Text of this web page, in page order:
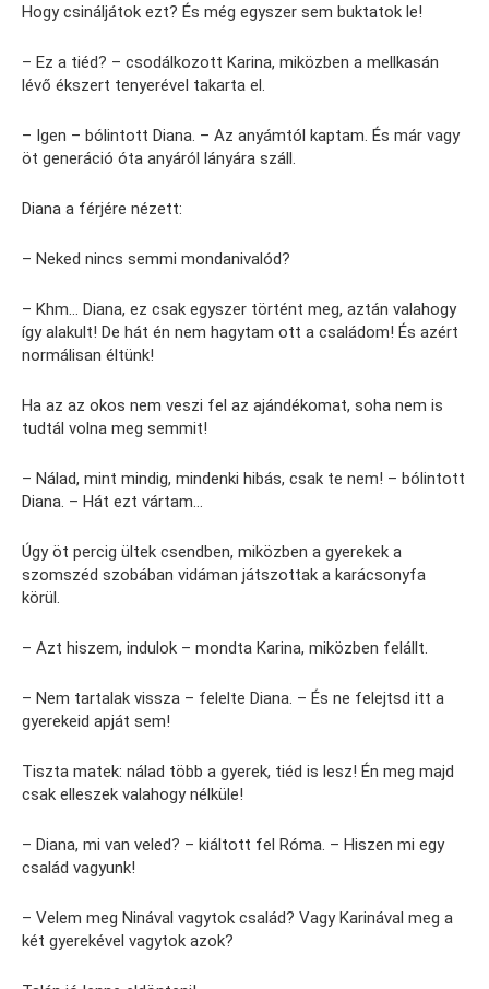
Hogy csináljátok ezt? És még egyszer sem buktatok le!
– Ez a tiéd? – csodálkozott Karina, miközben a mellkasán
lévő ékszert tenyerével takarta el.
– Igen – bólintott Diana. – Az anyámtól kaptam. És már vagy
öt generáció óta anyáról lányára száll.
Diana a férjére nézett:
– Neked nincs semmi mondanivalód?
– Khm… Diana, ez csak egyszer történt meg, aztán valahogy
így alakult! De hát én nem hagytam ott a családom! És azért
normálisan éltünk!
Ha az az okos nem veszi fel az ajándékomat, soha nem is
tudtál volna meg semmit!
– Nálad, mint mindig, mindenki hibás, csak te nem! – bólintott
Diana. – Hát ezt vártam…
Úgy öt percig ültek csendben, miközben a gyerekek a
szomszéd szobában vidáman játszottak a karácsonyfa
körül.
– Azt hiszem, indulok – mondta Karina, miközben felállt.
– Nem tartalak vissza – felelte Diana. – És ne felejtsd itt a
gyerekeid apját sem!
Tiszta matek: nálad több a gyerek, tiéd is lesz! Én meg majd
csak elleszek valahogy nélküle!
– Diana, mi van veled? – kiáltott fel Róma. – Hiszen mi egy
család vagyunk!
– Velem meg Ninával vagytok család? Vagy Karinával meg a
két gyerekével vagytok azok?